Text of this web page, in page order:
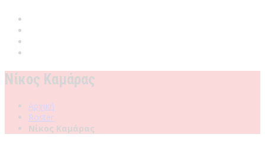
Νίκος Καμάρας
Αρχική
Roster
Νίκος Καμάρας